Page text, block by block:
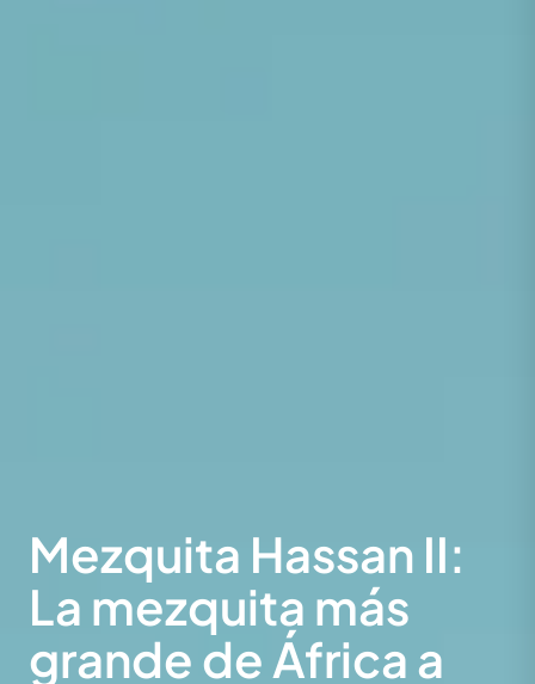
Mezquita Hassan II:
La mezquita más
grande de África a